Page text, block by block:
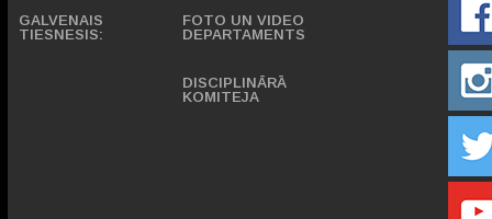
GALVENAIS
TIESNESIS:
FOTO UN VIDEO
DEPARTAMENTS
DISCIPLINĀRĀ
KOMITEJA